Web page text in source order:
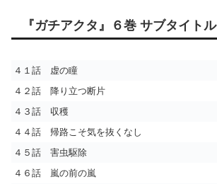
『ガチアクタ』６巻 サブタイトル
４１話 虚の瞳
４２話 降り立つ断片
４３話 収穫
４４話 帰路こそ気を抜くなし
４５話 害虫駆除
４６話 嵐の前の嵐